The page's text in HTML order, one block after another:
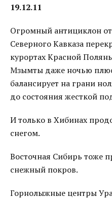
19.12.11
Огромный антициклон
Северного Кавказа
курортах Красной
Мзымты даже ночью
балансирует на грани
до состояния жесткой
И только в Хибинах
снегом.
Восточная Сибирь тоже
снежный покров.
Горнолыжные центры